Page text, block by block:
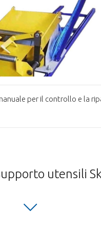
per il controllo e la
utensili